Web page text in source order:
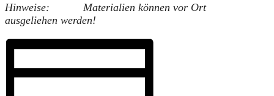
Hinweise:
Materialien können vor Ort
ausgeliehen werden!